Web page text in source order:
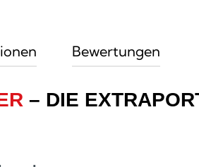
Bewertungen
– DIE